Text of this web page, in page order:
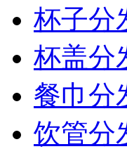
杯子分
杯盖分
餐巾分
饮管分